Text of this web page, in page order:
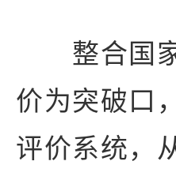
整合国家
价为突破口
评价系统，